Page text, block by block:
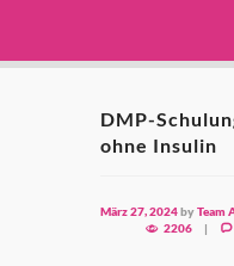
DMP-
ohne Insulin
März 27, 2024byTeam
2206